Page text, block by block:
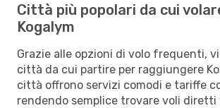
Città più popolari da cui
Kogalym
Grazie alle opzioni di volo frequenti,
città da cui partire per raggiungere
città offrono servizi comodi e tariffe
rendendo semplice trovare voli diretti